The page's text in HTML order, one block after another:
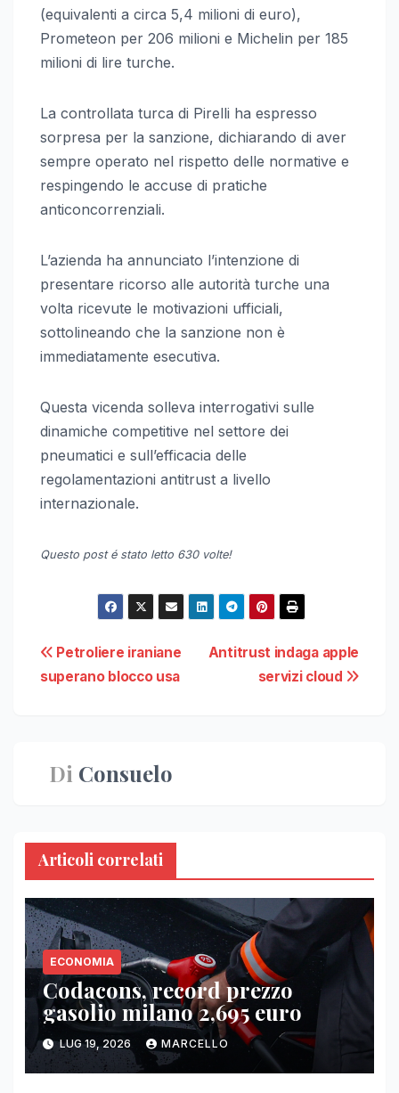
(equivalenti a circa 5,4 milioni di euro),
Prometeon per 206 milioni e Michelin per 185
milioni di lire turche.
La controllata turca di Pirelli ha espresso
sorpresa per la sanzione, dichiarando di aver
sempre operato nel rispetto delle normative e
respingendo le accuse di pratiche
anticoncorrenziali.
L’azienda ha annunciato l’intenzione di
presentare ricorso alle autorità turche una
volta ricevute le motivazioni ufficiali,
sottolineando che la sanzione non è
immediatamente esecutiva.
Questa vicenda solleva interrogativi sulle
dinamiche competitive nel settore dei
pneumatici e sull’efficacia delle
regolamentazioni antitrust a livello
internazionale.
Questo post é stato letto 630 volte!
Navigazione
articoli
Antitrust indaga apple
servizi cloud
Petroliere iraniane
superano blocco usa
Di Consuelo
Articoli correlati
ECONOMIA
Codacons, record prezzo
gasolio milano 2,695 euro
LUG 19, 2026 MARCELLO